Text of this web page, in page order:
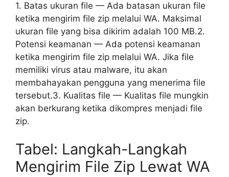
1. Batas ukuran file — Ada batasan ukuran file
ketika mengirim file zip melalui WA. Maksimal
ukuran file yang bisa dikirim adalah 100 MB.2.
Potensi keamanan — Ada potensi keamanan
ketika mengirim file zip melalui WA. Jika file
memiliki virus atau malware, itu akan
membahayakan pengguna yang menerima file
tersebut.3. Kualitas file — Kualitas file mungkin
akan berkurang ketika dikompres menjadi file
zip.
Tabel: Langkah-Langkah
Mengirim File Zip Lewat WA